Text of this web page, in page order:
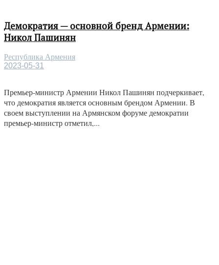
Демократия — основной бренд Армении:
Никол Пашинян
Республика Армения
2023-05-31
Премьер-министр Армении Никол Пашинян подчеркивает,
что демократия является основным брендом Армении. В
своем выступлении на Армянском форуме демократии
премьер-министр отметил,...